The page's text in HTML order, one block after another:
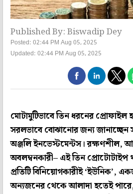
Published By: Biswadip Dey
Posted: 02:44 PM Aug 05, 2025
Updated: 02:44 PM Aug 05, 2025
মোটামুটিভাবে তিন ধরনের
সরলভাবে বোঝানোর জন‌্য জানাচ্ছেন
অঞ্জলি ইনভেস্টমেন্টস। রক্ষণশীল,
অবলম্বনকারী– এই তিন
প্রতিটি বিনিয়োগকারীই ‘ইউনিক’,
অন‌্যজনের থেকে আলাদা হতেই